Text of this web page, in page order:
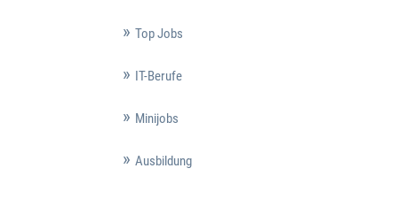
Top Jobs
IT-Berufe
Minijobs
Ausbildung